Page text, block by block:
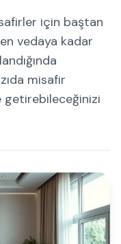
için baştan
vedaya kadar
misafir
getirebileceğinizi